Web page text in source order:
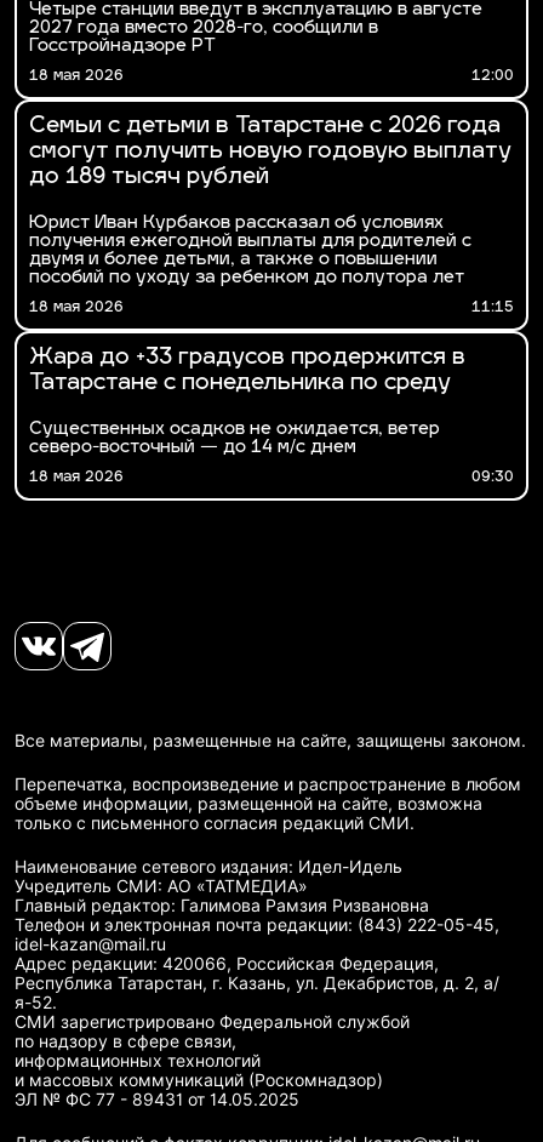
Четыре станции введут в эксплуатацию в августе
2027 года вместо 2028-го, сообщили в
Госстройнадзоре РТ
18 мая 2026 12:00
Семьи с детьми в Татарстане с 2026 года
смогут получить новую годовую выплату
до 189 тысяч рублей
Юрист Иван Курбаков рассказал об условиях
получения ежегодной выплаты для родителей с
двумя и более детьми, а также о повышении
пособий по уходу за ребенком до полутора лет
18 мая 2026 11:15
Жара до +33 градусов продержится в
Татарстане с понедельника по среду
Существенных осадков не ожидается, ветер
северо-восточный — до 14 м/с днем
18 мая 2026 09:30
Все материалы, размещенные на сайте, защищены законом.
Перепечатка, воспроизведение и распространение в любом
объеме информации, размещенной на сайте, возможна
только с письменного согласия редакций СМИ.
Наименование сетевого издания: Идел-Идель
Учредитель СМИ: АО «ТАТМЕДИА»
Главный редактор: Галимова Рамзия Ризвановна
Телефон и электронная почта редакции: (843) 222-05-45,
idel-kazan@mail.ru
Адрес редакции: 420066, Российская Федерация,
Республика Татарстан, г. Казань, ул. Декабристов, д. 2, а/
я-52.
СМИ зарегистрировано Федеральной службой
по надзору в сфере связи,
информационных технологий
и массовых коммуникаций (Роскомнадзор)
ЭЛ № ФС 77 - 89431 от 14.05.2025